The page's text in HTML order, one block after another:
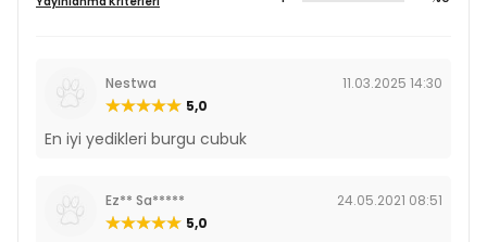
Nestwa
11.03.2025 14:30
5,0
En iyi yedikleri burgu cubuk
Ez** Sa*****
24.05.2021 08:51
5,0